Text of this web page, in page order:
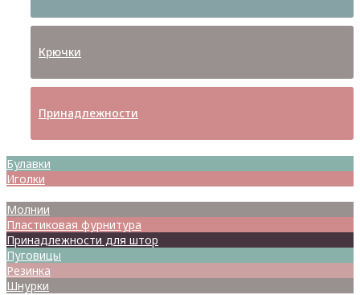
Крючки
Принадлежности
Булавки
Иголки
Молнии
Пластиковая фурнитура
Принадлежности для штор
Пуговицы
Резинка
Шнурки